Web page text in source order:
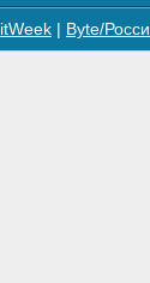
itWeek Byte/